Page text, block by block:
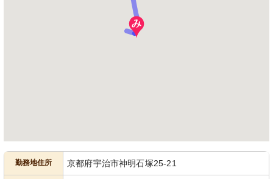
勤務地住所 京都府宇治市神明石塚25-21